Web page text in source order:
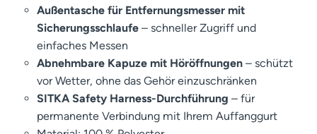
Außentasche für Entfernungsmesser mit
Sicherungsschlaufe – schneller Zugriff und
einfaches Messen
Abnehmbare Kapuze mit Höröffnungen – schützt
vor Wetter, ohne das Gehör einzuschränken
SITKA Safety Harness-Durchführung – für
permanente Verbindung mit Ihrem Auffanggurt